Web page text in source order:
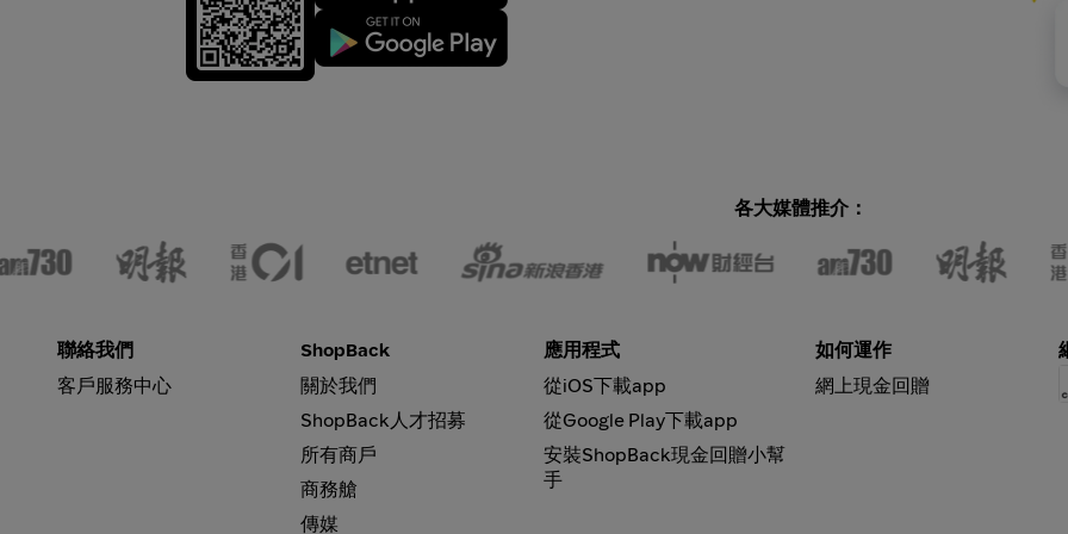
各大媒體推介：
聯絡我們
客戶服務中心
ShopBack
關於我們
ShopBack人才招募
所有商戶
商務艙
傳媒
應用程式
從iOS下載app
從Google Play下載app
安裝ShopBack現金回贈小幫
手
如何運作
網上現金回贈